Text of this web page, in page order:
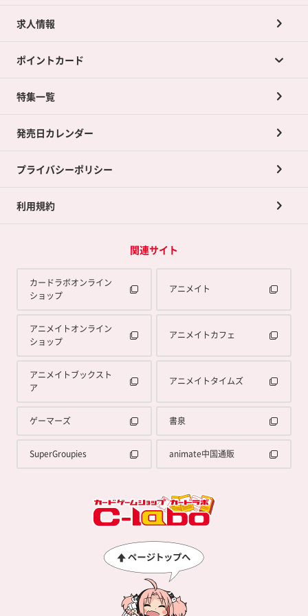
カードラボの買取サービスTOP
店舗買取について
ネット買取について
買取承諾書について
求人情報
ポイントカード
ポイントカードTOP
ポイント交換景品
特集一覧
発売日カレンダー
プライバシーポリシー
利用規約
関連サイト
カードラボオンライン
ショップ
アニメイト
アニメイトオンライン
ショップ
アニメイトカフェ
アニメイトブックスト
ア
アニメイトタイムズ
ゲーマーズ 書泉
SuperGroupies animate中国通販